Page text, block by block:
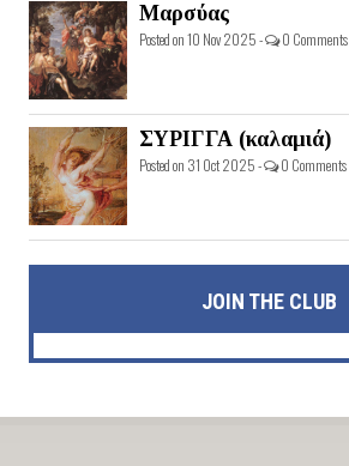
Μαρσύας
Posted on 10 Nov 2025 - 0 Comments
ΣΥΡΙΓΓΑ (καλαμιά)
Posted on 31 Oct 2025 - 0 Comments
JOIN THE CLUB